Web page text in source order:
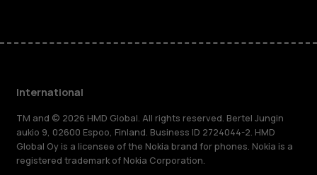
International
TM and © 2026 HMD Global. All rights reserved. Bertel Jungin
aukio 9, 02600 Espoo, Finland. Business ID 2724044-2. HMD
Global Oy is a licensee of the Nokia brand for phones. Nokia is a
registered trademark of Nokia Corporation.